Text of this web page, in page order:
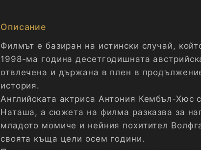
Описание
Филмът е базиран на истински случай,
1998-ма година десетгодишната
отвлечена и държана в плен в
история.
Английската актриса Антония Кембъл-Хюс
Наташа, а сюжета на филма разказва за
младото момиче и нейния похитител
своята къща цели осем години.